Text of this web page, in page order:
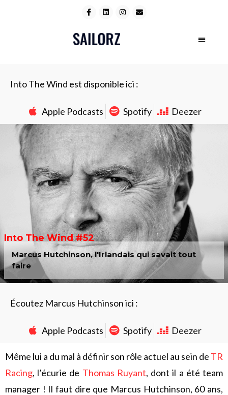
Into The Wind est disponible ici :
Apple Podcasts Spotify Deezer
Into The Wind #52
Marcus Hutchinson, l'Irlandais qui savait tout
faire
Écoutez Marcus Hutchinson ici :
Apple Podcasts Spotify Deezer
Même lui a du mal à définir son rôle actuel au sein de TR
Racing, l’écurie de Thomas Ruyant, dont il a été team
manager ! Il faut dire que Marcus Hutchinson, 60 ans,